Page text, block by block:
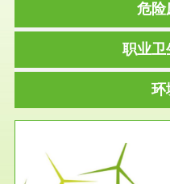
危险
职业卫
环
服务范围